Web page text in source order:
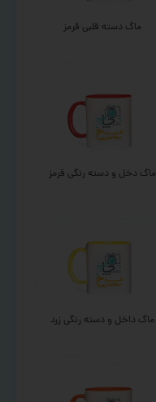
ماگ دسته قلبی قرمز
ماگ دخل و دسته رنگی قرمز
ماگ داخل و دسته رنگی زرد